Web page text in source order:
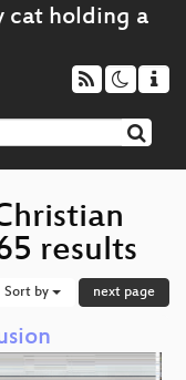
results
Sort by next page